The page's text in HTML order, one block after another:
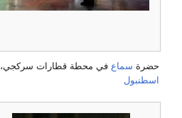
حضرة سماع في محطة قطارات سركجي،
اسطنبول